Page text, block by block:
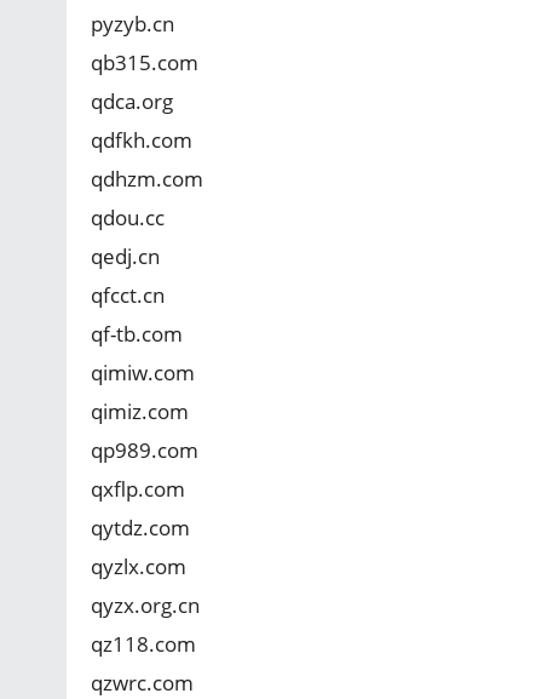
pyzyb.cn
qb315.com
qdca.org
qdfkh.com
qdhzm.com
qdou.cc
qedj.cn
qfcct.cn
qf-tb.com
qimiw.com
qimiz.com
qp989.com
qxflp.com
qytdz.com
qyzlx.com
qyzx.org.cn
qz118.com
qzwrc.com